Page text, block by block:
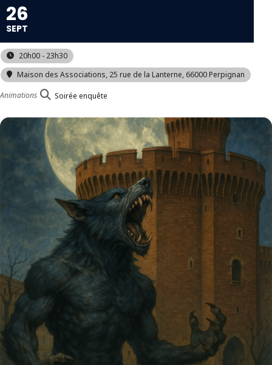
26
SEPT
20h00 - 23h30
Maison des Associations, 25 rue de la Lanterne, 66000 Perpignan
Animations
Soirée enquête